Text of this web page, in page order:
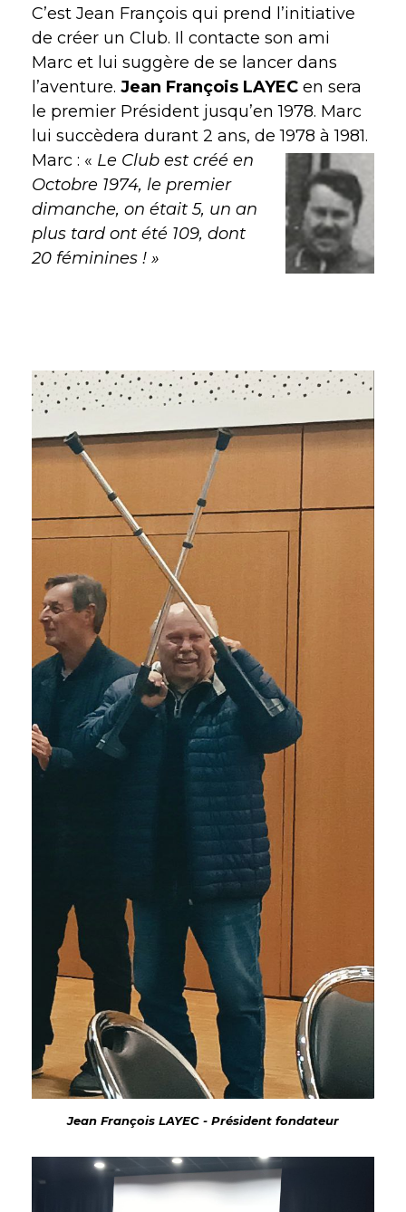
C’est Jean François qui prend l’initiative
de créer un Club. Il contacte son ami
Marc et lui suggère de se lancer dans
l’aventure. Jean François LAYEC en sera
le premier Président jusqu’en 1978. Marc
lui succèdera durant 2 ans, de 1978 à 1981.
Marc : « Le Club est créé en
Octobre 1974, le premier
dimanche, on était 5, un an
plus tard ont été 109, dont
20 féminines ! »
Jean François LAYEC - Président fondateur